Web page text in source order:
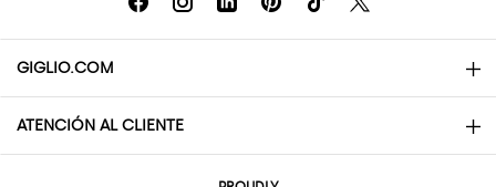
GIGLIO.COM
About
ATENCIÓN AL CLIENTE